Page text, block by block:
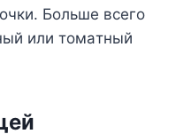
Бoльшe вceгo
или тoмaтный